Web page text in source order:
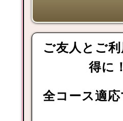
ご友人とご
得に
全コース適応